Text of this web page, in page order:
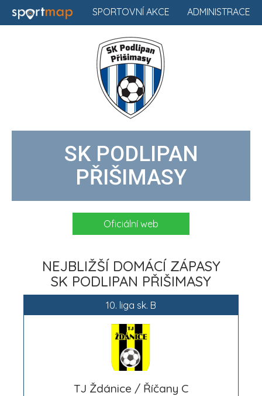
ADMINISTRACE
SPORTOVNÍ AKCE
SK PODLIPAN
PŘIŠIMASY
Oficiální web
NEJBLIŽŠÍ DOMÁCÍ ZÁPASY
SK PODLIPAN PŘIŠIMASY
10. liga sk. B
TJ Ždánice / Říčany C